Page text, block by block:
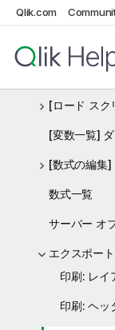
Qlik.comメニュー コ
ユーザー プ
ツールバー
[ロード スク
[変数一覧]
[数式の編集]
数式一覧
サーバー オ
エクスポー
印刷: レイ
印刷: ヘッ